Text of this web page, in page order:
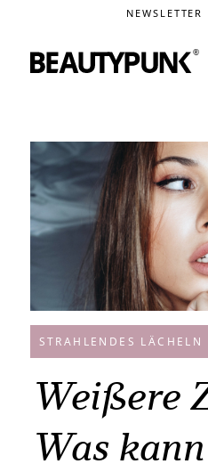
NEWSLETTER
STRAHLENDES LÄCHELN
Weißere
Was